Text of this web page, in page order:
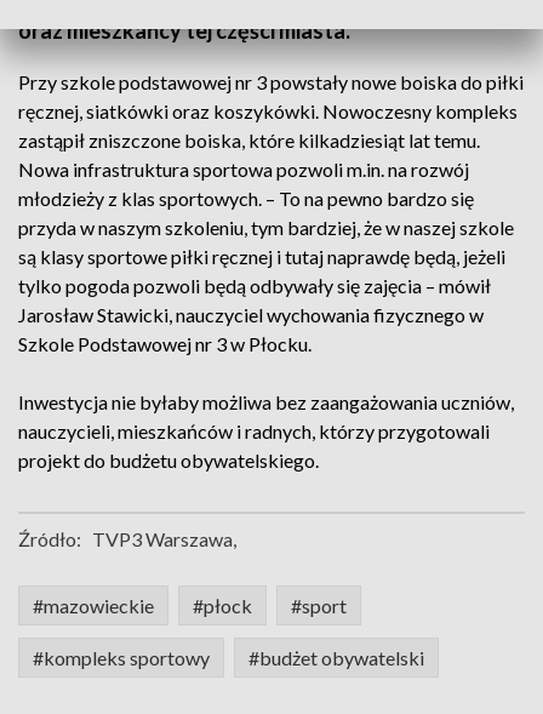
oraz mieszkańcy tej części miasta.
Przy szkole podstawowej nr 3 powstały nowe boiska do piłki
ręcznej, siatkówki oraz koszykówki. Nowoczesny kompleks
zastąpił zniszczone boiska, które kilkadziesiąt lat temu.
Nowa infrastruktura sportowa pozwoli m.in. na rozwój
młodzieży z klas sportowych. – To na pewno bardzo się
przyda w naszym szkoleniu, tym bardziej, że w naszej szkole
są klasy sportowe piłki ręcznej i tutaj naprawdę będą, jeżeli
tylko pogoda pozwoli będą odbywały się zajęcia – mówił
Jarosław Stawicki, nauczyciel wychowania fizycznego w
Szkole Podstawowej nr 3 w Płocku.
Inwestycja nie byłaby możliwa bez zaangażowania uczniów,
nauczycieli, mieszkańców i radnych, którzy przygotowali
projekt do budżetu obywatelskiego.
Źródło: TVP3 Warszawa,
#mazowieckie #płock #sport
#kompleks sportowy #budżet obywatelski